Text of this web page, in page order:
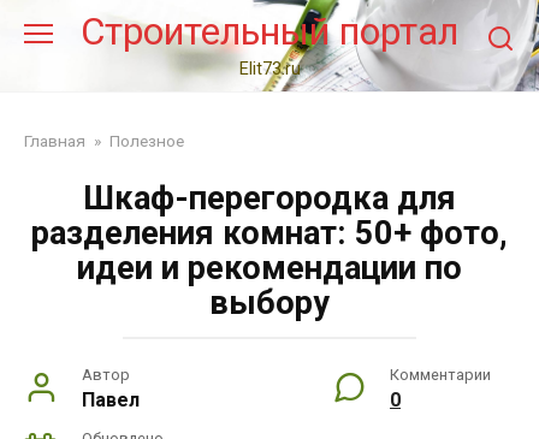
Строительный портал
Elit73.ru
Главная » Полезное
Шкаф-перегородка для
разделения комнат: 50+ фото,
идеи и рекомендации по
выбору
Автор
Павел
Комментарии
0